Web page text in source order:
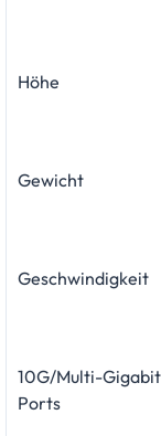
Höhe
Gewicht
Geschwindigkeit
10G/Multi-
Ports